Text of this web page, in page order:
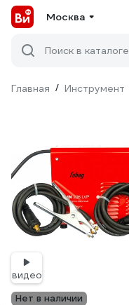
Москва
Поиск в каталоге
Главная / Инструмент
видео
Нет в наличии